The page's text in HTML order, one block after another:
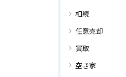
相続
任意売却
買取
空き家